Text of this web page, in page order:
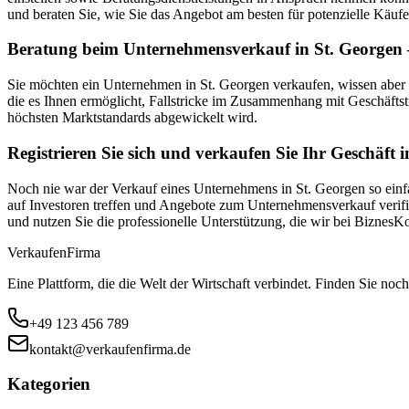
und beraten Sie, wie Sie das Angebot am besten für potenzielle
Beratung beim Unternehmensverkauf in St. Georgen
Sie möchten ein Unternehmen in St. Georgen verkaufen, wissen
die es Ihnen ermöglicht, Fallstricke im Zusammenhang mit
höchsten Marktstandards abgewickelt wird.
Registrieren Sie sich und verkaufen Sie Ihr Geschäft
Noch nie war der Verkauf eines Unternehmens in St. Georgen so
auf Investoren treffen und Angebote zum Unternehmensverkauf
und nutzen Sie die professionelle Unterstützung, die wir bei
VerkaufenFirma
Eine Plattform, die die Welt der Wirtschaft verbindet. Finden Sie
+49 123 456 789
kontakt@verkaufenfirma.de
Kategorien